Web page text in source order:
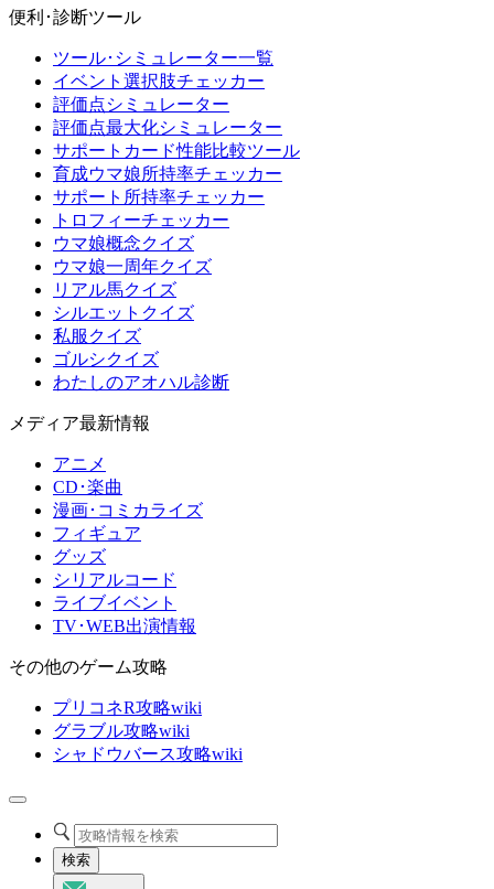
便利･診断ツール
ツール･シミュレーター一覧
イベント選択肢チェッカー
評価点シミュレーター
評価点最大化シミュレーター
サポートカード性能比較ツール
育成ウマ娘所持率チェッカー
サポート所持率チェッカー
トロフィーチェッカー
ウマ娘概念クイズ
ウマ娘一周年クイズ
リアル馬クイズ
シルエットクイズ
私服クイズ
ゴルシクイズ
わたしのアオハル診断
メディア最新情報
アニメ
CD･楽曲
漫画･コミカライズ
フィギュア
グッズ
シリアルコード
ライブイベント
TV･WEB出演情報
その他のゲーム攻略
プリコネR攻略wiki
グラブル攻略wiki
シャドウバース攻略wiki
検索